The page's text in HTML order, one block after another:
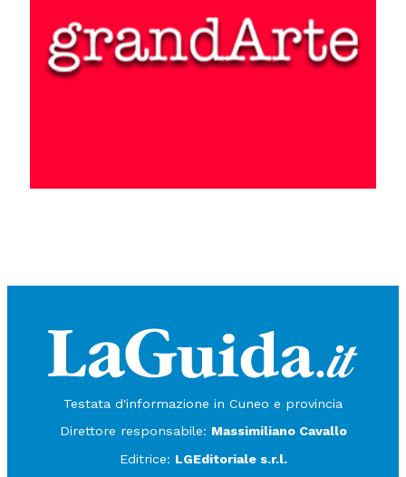
Testata d'informazione in Cuneo e provincia
Direttore responsabile: Massimiliano Cavallo
Editrice: LGEditoriale s.r.l.